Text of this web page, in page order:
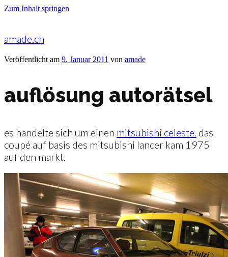
Zum Inhalt springen
amade.ch
Veröffentlicht am 9. Januar 2011 von amade
auflösung autorätsel
es handelte sich um einen mitsubishi celeste. das
coupé auf basis des mitsubishi lancer kam 1975
auf den markt.